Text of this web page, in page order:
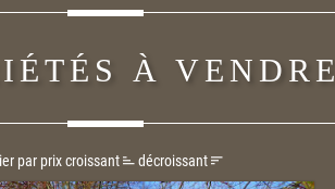
À VENDRE
par prixcroissant décroissant